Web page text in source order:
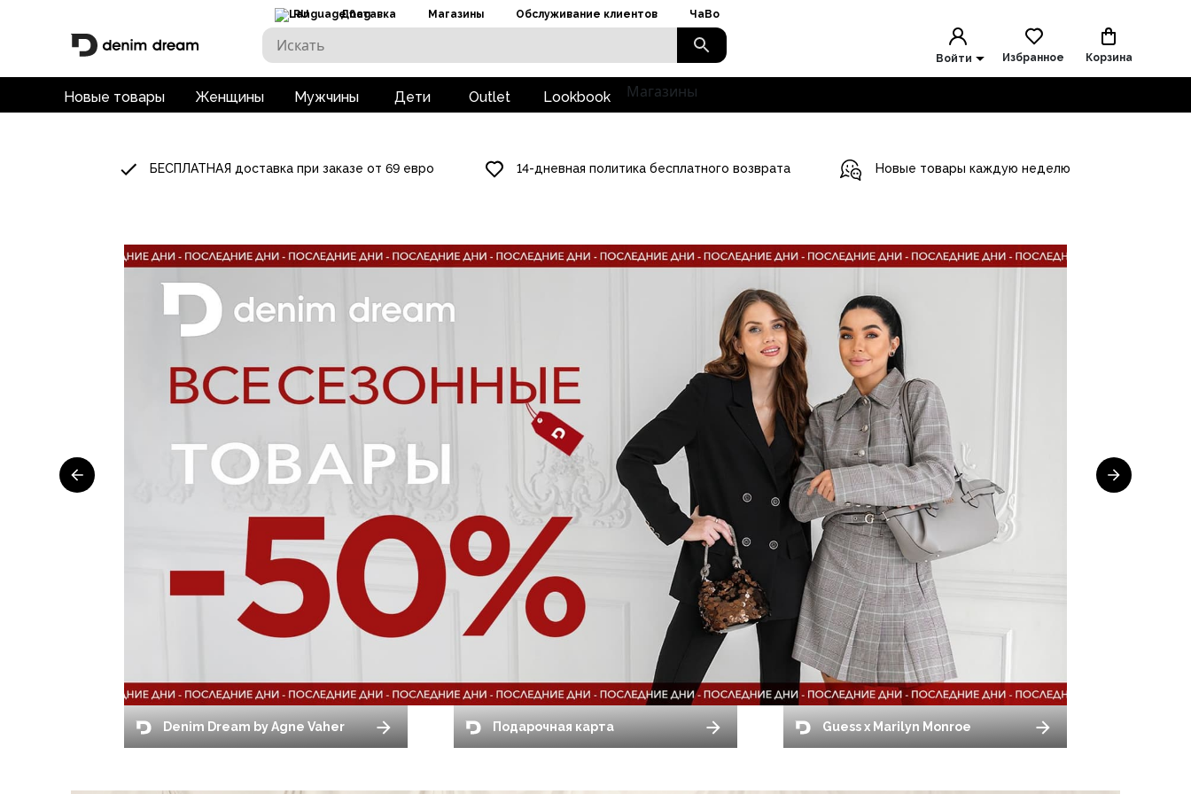
RU Доставка Магазины Обслуживание клиентов ЧаВо
Войти Избранное Корзина
Новые товары Женщины Мужчины Дети Outlet Lookbook Магазины
БЕСПЛАТНАЯ доставка при заказе от 69 евро 14-дневная политика бесплатного возврата Новые товары каждую неделю
Denim Dream by Agne Vaher Подарочная карта Guess x Marilyn Monroe